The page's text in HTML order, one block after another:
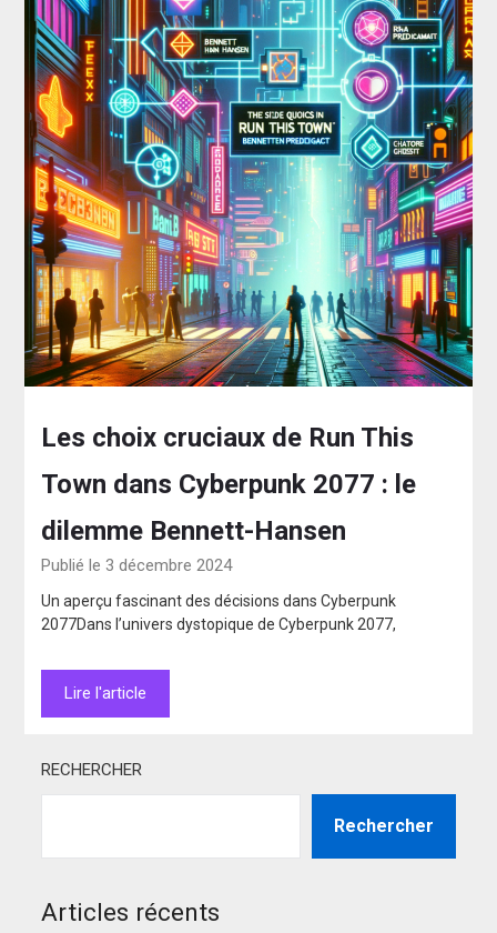
Les choix cruciaux de Run This
Town dans Cyberpunk 2077 : le
dilemme Bennett-Hansen
Publié le 3 décembre 2024
Un aperçu fascinant des décisions dans Cyberpunk
2077Dans l’univers dystopique de Cyberpunk 2077,
Lire l'article
RECHERCHER
Rechercher
Articles récents